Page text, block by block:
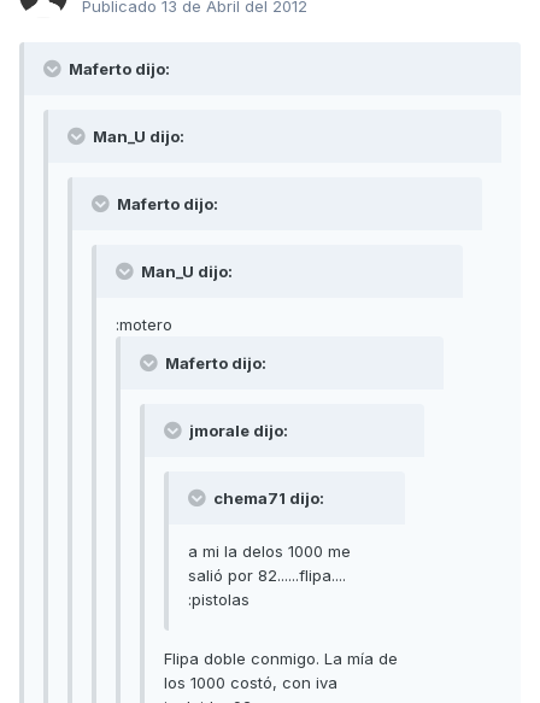
Publicado 13 de Abril del 2012
Maferto dijo:
Man_U dijo:
Maferto dijo:
Man_U dijo:
:motero
Maferto dijo:
jmorale dijo:
chema71 dijo:
a mi la delos 1000 me
salió por 82......flipa....
:pistolas
Flipa doble conmigo. La mía de
los 1000 costó, con iva